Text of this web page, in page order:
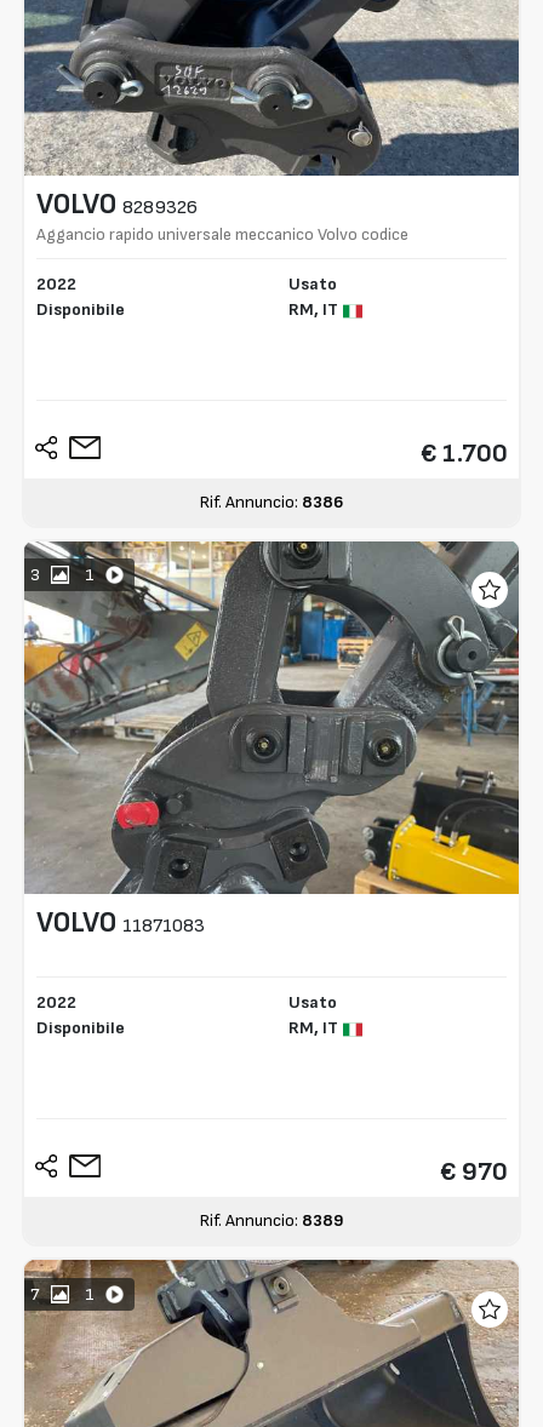
VOLVO 8289326
Aggancio rapido universale meccanico Volvo codice
2022
Disponibile
Usato
RM, IT
€ 1.700
Rif. Annuncio: 8386
3 1
VOLVO 11871083
2022
Disponibile
Usato
RM, IT
€ 970
Rif. Annuncio: 8389
7 1